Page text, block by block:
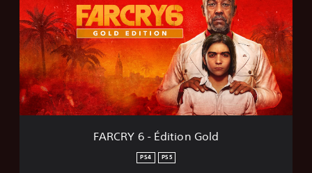
C
R
Y
6
-
É
d
i
t
FARCRY 6 - Édition Gold
PS4 PS5